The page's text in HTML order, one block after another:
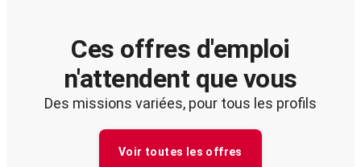
Ces offres d'emploi
n'attendent que vous
Des missions variées, pour tous les profils
Voir toutes les offres